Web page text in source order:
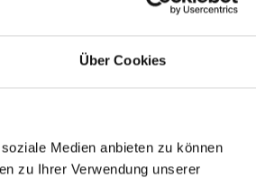
Über Cookies
Medien anbieten zu können
zu Ihrer Verwendung unserer